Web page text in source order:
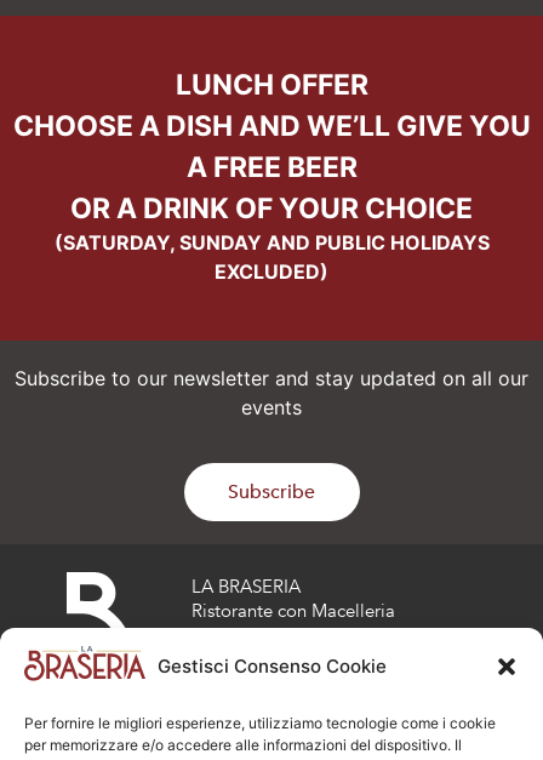
Gestisci Consenso Cookie
Per fornire le migliori esperienze, utilizziamo tecnologie come i cookie
per memorizzare e/o accedere alle informazioni del dispositivo. Il
LUNCH OFFER
CHOOSE A DISH AND WE’LL GIVE YOU
A FREE BEER
OR A DRINK OF YOUR CHOICE
(SATURDAY, SUNDAY AND PUBLIC HOLIDAYS
EXCLUDED)
Subscribe to our newsletter and stay updated on all our
events
Subscribe
LA BRASERIA
Ristorante con Macelleria
Osio Sotto (BG)
info@la-braseria.com
opening hours